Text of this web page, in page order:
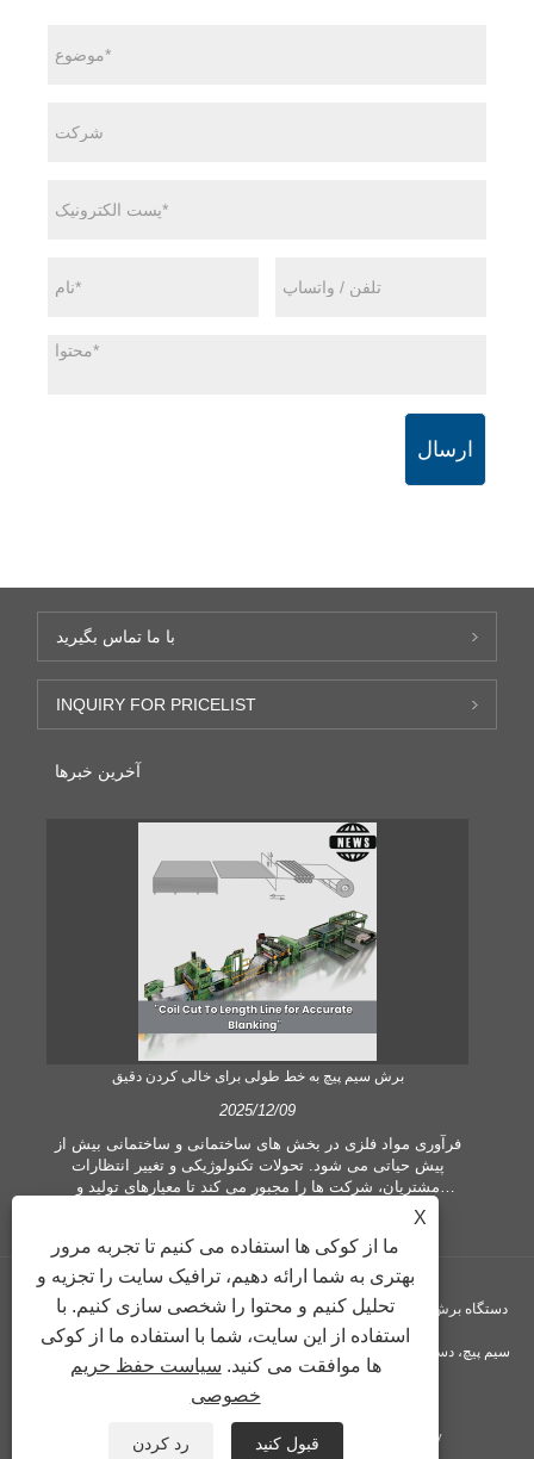
ارسال
با ما تماس بگیرید
INQUIRY FOR PRICELIST
آخرین خبرها
برش سیم پیچ به خط طولی برای خالی کردن دقیق
2025/12/09
فرآوری مواد فلزی در بخش های ساختمانی و ساختمانی بیش از
پیش حیاتی می شود. تحولات تکنولوژیکی و تغییر انتظارات
مشتریان، شرکت ها را مجبور می کند تا معیارهای تولید و
تقاضاهای کیفیت بیشتری را برآورده کنند. تکنیک‌های مرسوم
پردازش دستی دیگر برای برآوردن نیازهای صنعت معاصر، به‌ویژه
در جستجوی دقت و کارایی زیاد، کافی نیستند. بنابراین، سیم پیچ
برش به طول خط به عنوان یک تجهیزات پردازش سیم پیچ پدید
حق چاپ © GUANGZHOU KINGREAL MACHINERY CO., LTD. - دستگاه برش
سیم پیچ، دستگاه برش سیم پیچ به طول، برش فلز به خط طول - کلیه حقوق محفوظ
است
Sitemap XML Privacy Policy
X
ما از کوکی ها استفاده می کنیم تا تجربه مرور
بهتری به شما ارائه دهیم، ترافیک سایت را تجزیه و
تحلیل کنیم و محتوا را شخصی سازی کنیم. با
استفاده از این سایت، شما با استفاده ما از کوکی
ها موافقت می کنید. سیاست حفظ حریم
خصوصی
رد کردن قبول کنید